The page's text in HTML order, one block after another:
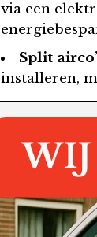
via een
Split
installeren,